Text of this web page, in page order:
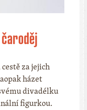
za jejich
házet
divadélku
figurkou.